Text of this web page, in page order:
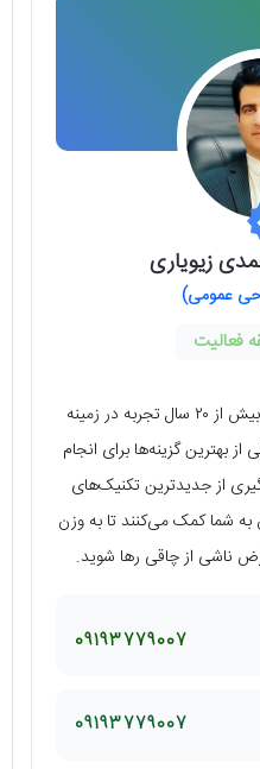
زیویاری
عمومی)
دکتر مجتبی احمدی زیویاری، با بیش از ۲۰ سال تجربه در زمینه
بهترین گزینه‌ها برای انجام
از جدیدترین تکنیک‌های
به شما کمک می‌کنند تا به وزن
ناشی از چاقی رها شوید.
09193779007
09193779007